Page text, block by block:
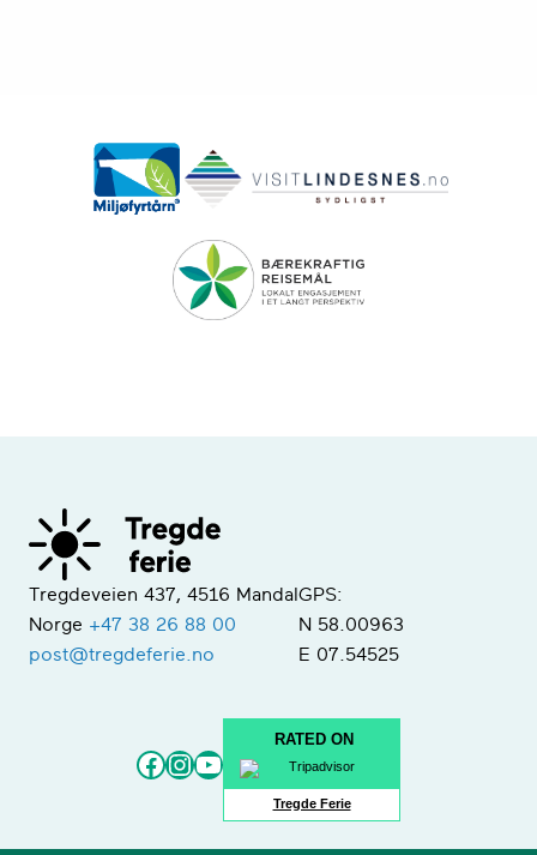
Tregdeveien 437, 4516 Mandal
Norge +47 38 26 88 00
post@tregdeferie.no
GPS:
N 58.00963
E 07.54525
Facebook
Instagram
YouTube
RATED ON
Tregde Ferie